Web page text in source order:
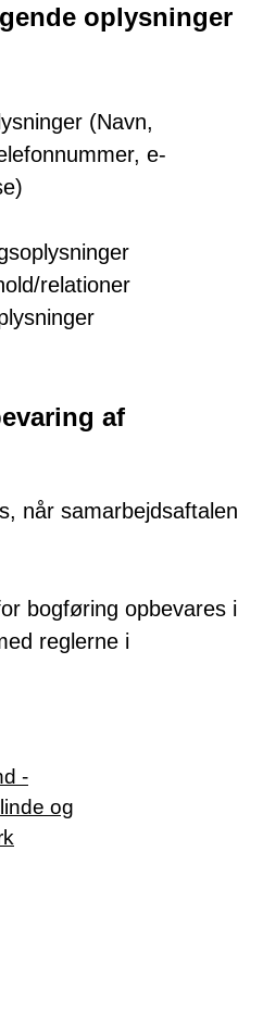
oplysninger
(Navn,
e-
relationer
af
når samarbejdsaftalen
bogføring opbevares i
reglerne i